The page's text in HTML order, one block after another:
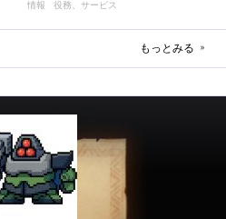
情報 役務、サービス
もっとみる